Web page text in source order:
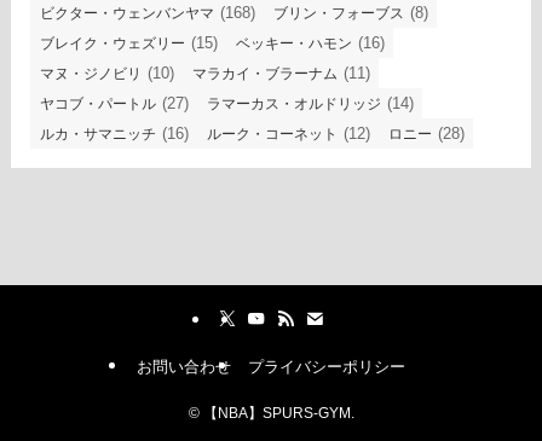
ビクター・ウェンバンヤマ (168) ブリン・フォーブス (8)
ブレイク・ウェズリー (15) ベッキー・ハモン (16)
マヌ・ジノビリ (10) マラカイ・ブラーナム (11)
ヤコブ・パートル (27) ラマーカス・オルドリッジ (14)
ルカ・サマニッチ (16) ルーク・コーネット (12) ロニー (28)
お問い合わせ プライバシーポリシー
©【NBA】SPURS-GYM.